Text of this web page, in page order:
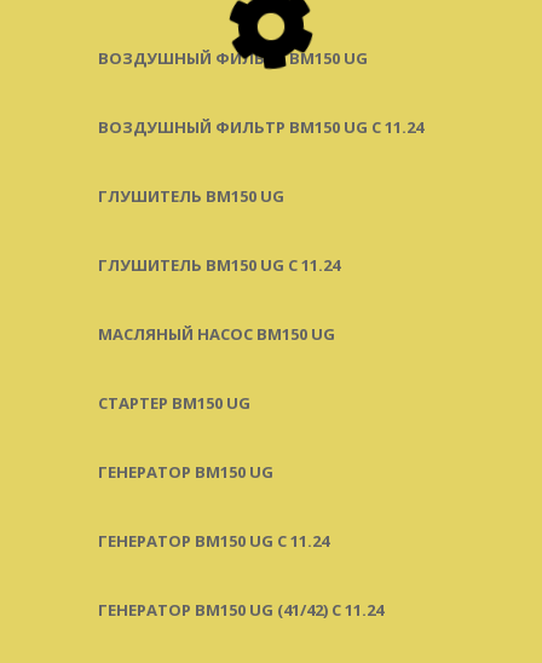
ВОЗДУШНЫЙ ФИЛЬТР BM150 UG
ВОЗДУШНЫЙ ФИЛЬТР BM150 UG C 11.24
ГЛУШИТЕЛЬ BM150 UG
ГЛУШИТЕЛЬ BM150 UG С 11.24
МАСЛЯНЫЙ НАСОС BM150 UG
СТАРТЕР BM150 UG
ГЕНЕРАТОР BM150 UG
ГЕНЕРАТОР BM150 UG С 11.24
ГЕНЕРАТОР BM150 UG (41/42) С 11.24